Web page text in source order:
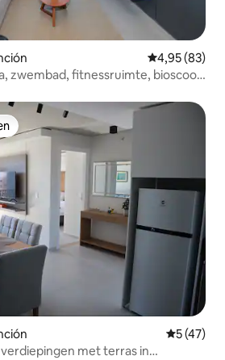
Gemiddelde
4,95 (83)
zwembad, fitnessruimte, bioscoop
5 (47)
met terras in